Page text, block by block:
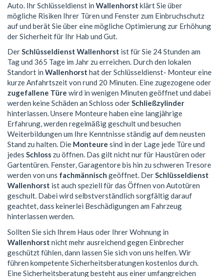
Auto. Ihr Schlüsseldienst in Wallenhorst klärt Sie über
mögliche Risiken Ihrer Türen und Fenster zum Einbruchschutz
auf und berät Sie über eine mögliche Optimierung zur Erhöhung
der Sicherheit für Ihr Hab und Gut.
DerSchlüsseldienst Wallenhorst ist für Sie 24 Stunden am
Tag und 365 Tage im Jahr zu erreichen. Durch den lokalen
Standort in Wallenhorst hat der Schlüsseldienst- Monteur eine
kurze Anfahrtszeit von rund 20 Minuten. Eine zugezogene oder
zugefallene Türe wird in wenigen Minuten geöffnet und dabei
werden keine Schäden an Schloss oderSchließzylinder
hinterlassen. Unsere Monteure haben eine langjährige
Erfahrung, werden regelmäßig geschult und besuchen
Weiterbildungen um Ihre Kenntnisse ständig auf dem neusten
Stand zu halten. Die Monteure sind in der Lage jede Türe und
jedes Schloss zu öffnen. Das gilt nicht nur für Haustüren oder
Gartentüren. Fenster, Garagentore bis hin zu schweren Tresore
werden von uns fachmännisch geöffnet. DerSchlüsseldienst
Wallenhorst ist auch speziell für das Öffnen von Autotüren
geschult. Dabei wird selbstverständlich sorgfältig darauf
geachtet, dass keinerlei Beschädigungen am Fahrzeug
hinterlassen werden.
Sollten Sie sich Ihrem Haus oder Ihrer Wohnung in
Wallenhorst nicht mehr ausreichend gegen Einbrecher
geschützt fühlen, dann lassen Sie sich von uns helfen. Wir
führen kompetente Sicherheitsberatungen kostenlos durch.
Eine Sicherheitsberatung besteht aus einer umfangreichen